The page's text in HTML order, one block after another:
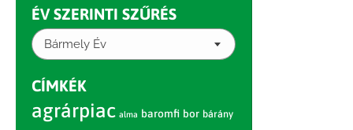
ÉV SZERINTI SZŰRÉS
Bármely Év
CÍMKÉK
agrárpiac alma baromfi bor bárány